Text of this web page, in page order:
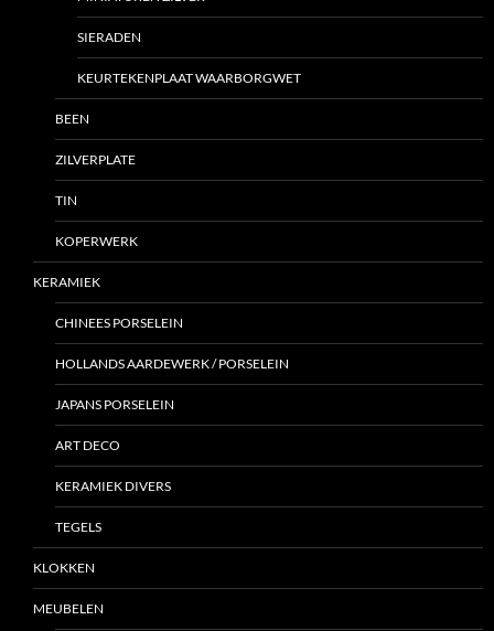
SIERADEN
KEURTEKENPLAAT WAARBORGWET
BEEN
ZILVERPLATE
TIN
KOPERWERK
KERAMIEK
CHINEES PORSELEIN
HOLLANDS AARDEWERK / PORSELEIN
JAPANS PORSELEIN
ART DECO
KERAMIEK DIVERS
TEGELS
KLOKKEN
MEUBELEN